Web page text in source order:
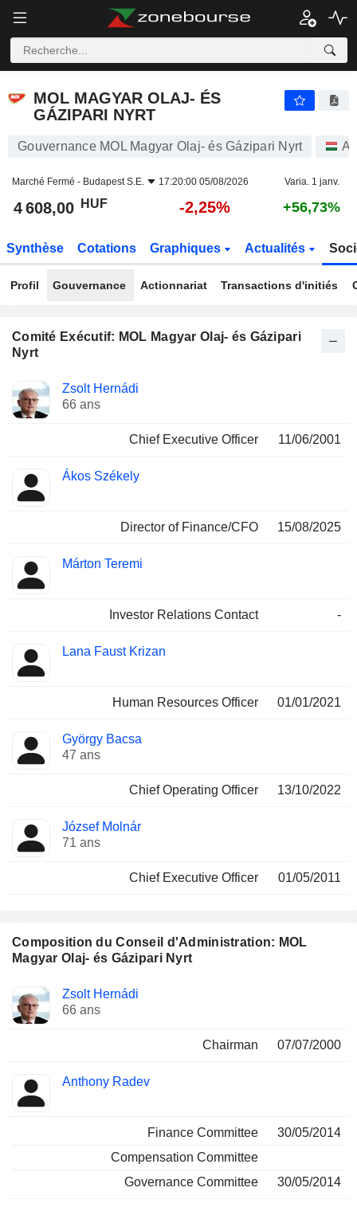
MOL MAGYAR OLAJ- ÉS
GÁZIPARI NYRT
Gouvernance MOL Magyar Olaj- és Gázipari Nyrt
Marché Fermé - Budapest S.E. 17:20:00 05/08/2026 Varia. 1 janv.
4 608,00 HUF -2,25% +56,73%
Synthèse Cotations Graphiques Actualités
Profil Gouvernance Actionnariat Transactions d'initiés
Comité Exécutif: MOL Magyar Olaj- és Gázipari
Nyrt
Dirigeant
Fonctions
occupées
Zsolt Hernádi
66 ans
Chief Executive Officer 11/06/2001
Ákos Székely
Director of Finance/CFO 15/08/2025
Márton Teremi
Investor Relations Contact -
Lana Faust Krizan
Human Resources Officer 01/01/2021
György Bacsa
47 ans
Chief Operating Officer 13/10/2022
József Molnár
71 ans
Chief Executive Officer 01/05/2011
Composition du Conseil d'Administration: MOL
Magyar Olaj- és Gázipari Nyrt
Administrateur Comités
Zsolt Hernádi
66 ans
Chairman 07/07/2000
Anthony Radev
Finance Committee
30/05/2014
Compensation Committee
Governance Committee
30/05/2014